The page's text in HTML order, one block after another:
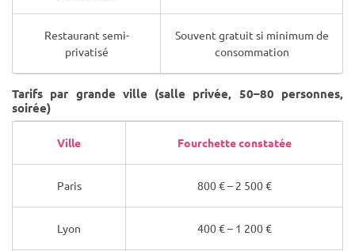
Restaurant semi-
privatisé
Souvent gratuit si minimum de
consommation
Tarifs par grande ville (salle privée, 50–80 personnes,
soirée)
Ville Fourchette constatée
Paris 800 € – 2 500 €
Lyon 400 € – 1 200 €